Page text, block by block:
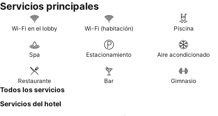
principal.
Servicios principales
Wi-Fi en el lobby Wi-Fi (habitación) Piscina
Spa Estacionamiento Aire acondicionado
Restaurante Bar Gimnasio
Todos los servicios
Servicios del hotel